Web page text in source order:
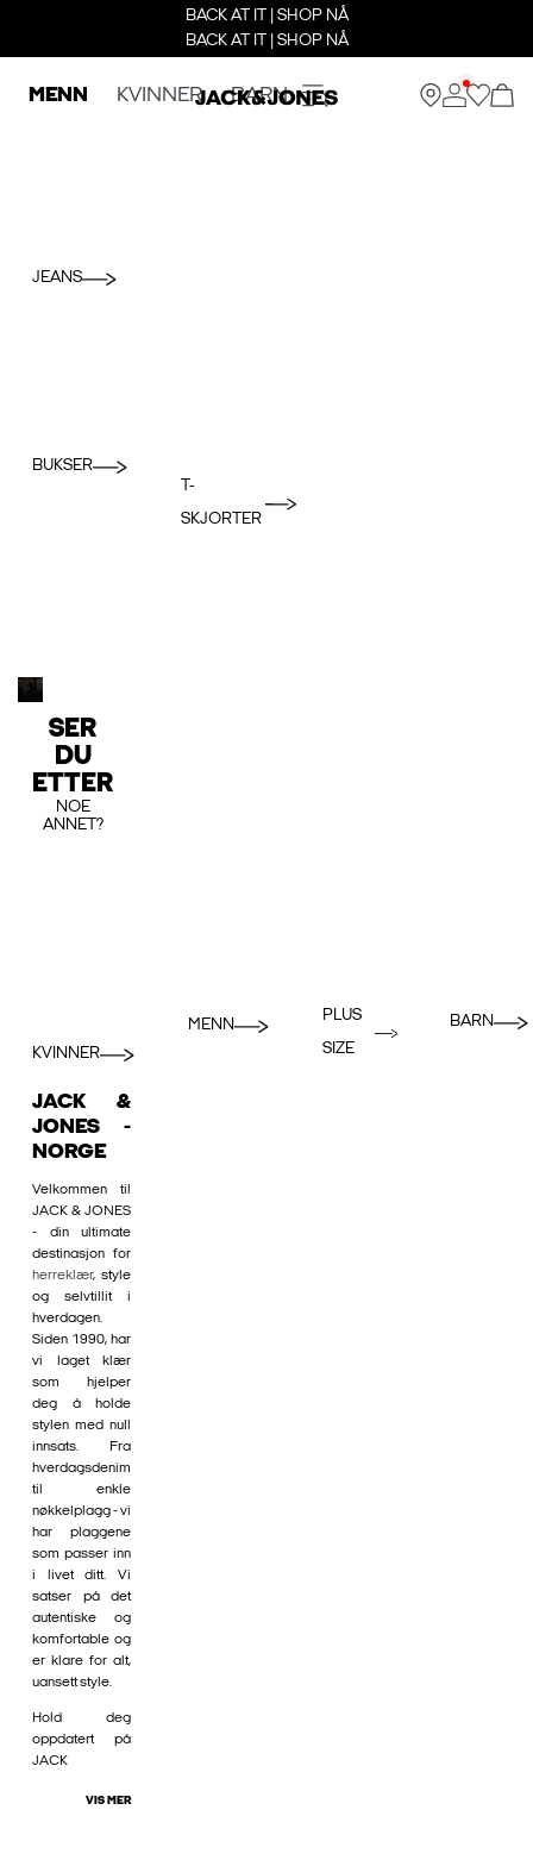
BACK AT IT | SHOP NÅ
BACK AT IT | SHOP NÅ
MENN KVINNER BARN
JEANS
BUKSER
T-
SKJORTER
SER
DU
ETTER
NOE
ANNET?
KVINNER
MENN
PLUS
SIZE
BARN
JACK &
JONES -
NORGE
Velkommen til
JACK & JONES
- din ultimate
destinasjon for
herreklær, style
og selvtillit i
hverdagen.
Siden 1990, har
vi laget klær
som hjelper
deg å holde
stylen med null
innsats. Fra
hverdagsdenim
til enkle
nøkkelplagg - vi
har plaggene
som passer inn
i livet ditt. Vi
satser på det
autentiske og
komfortable og
er klare for alt,
uansett style.
Hold deg
oppdatert på
JACK
VIS MER